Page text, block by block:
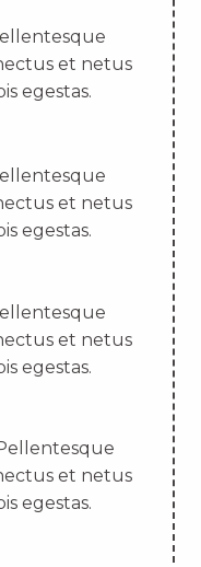
et netus
egestas.
et netus
egestas.
et netus
egestas.
et netus
egestas.